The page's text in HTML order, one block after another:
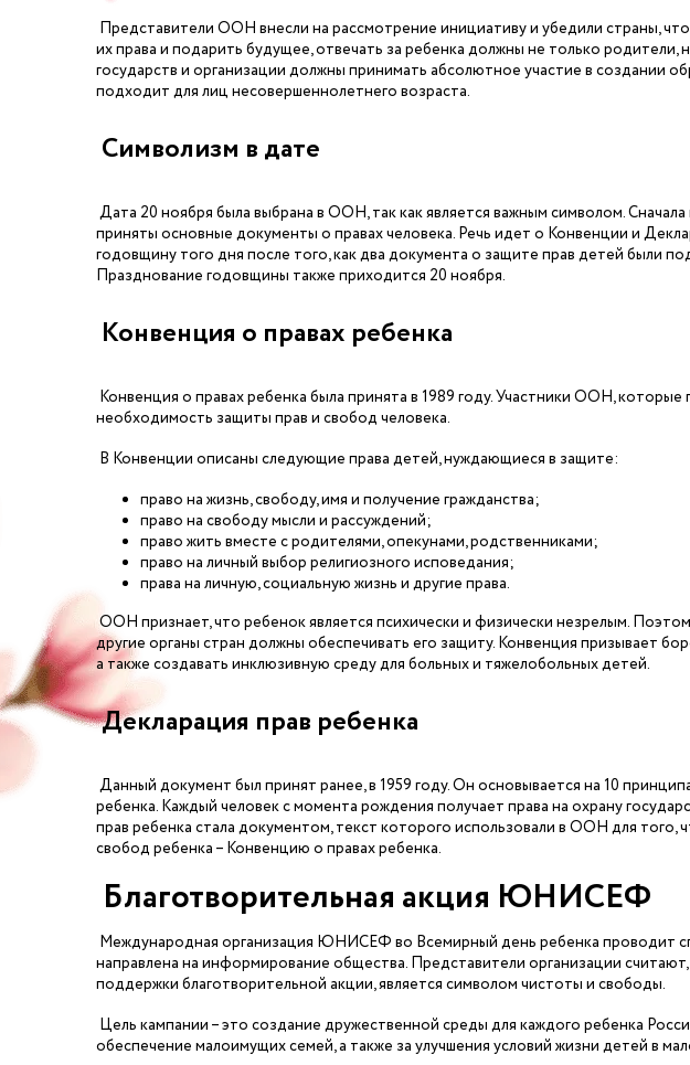
Представители ООН внесли на рассмотрение инициативу и убедили страны,
их права и подарить будущее, отвечать за ребенка должны не только родители,
государств и организации должны принимать абсолютное участие в создании
подходит для лиц несовершеннолетнего возраста.
Символизм в дате
Дата 20 ноября была выбрана в ООН, так как является важным символом. Сначала
приняты основные документы о правах человека. Речь идет о Конвенции и
годовщину того дня после того, как два документа о защите прав детей были
Празднование годовщины также приходится 20 ноября.
Конвенция о правах ребенка
Конвенция о правах ребенка была принята в 1989 году. Участники ООН,
необходимость защиты прав и свобод человека.
В Конвенции описаны следующие права детей, нуждающиеся в защите:
право на жизнь, свободу, имя и получение гражданства;
право на свободу мысли и рассуждений;
право жить вместе с родителями, опекунами, родственниками;
право на личный выбор религиозного исповедания;
права на личную, социальную жизнь и другие права.
ООН признает, что ребенок является психически и физически незрелым.
другие органы стран должны обеспечивать его защиту. Конвенция призывает
а также создавать инклюзивную среду для больных и тяжелобольных детей.
Декларация прав ребенка
Данный документ был принят ранее, в 1959 году. Он основывается на 10
ребенка. Каждый человек с момента рождения получает права на охрану
прав ребенка стала документом, текст которого использовали в ООН для того,
свобод ребенка – Конвенцию о правах ребенка.
Благотворительная акция ЮНИСЕФ
Международная организация ЮНИСЕФ во Всемирный день ребенка проводит
направлена на информирование общества. Представители организации
поддержки благотворительной акции, является символом чистоты и свободы.
Цель кампании – это создание дружественной среды для каждого ребенка
обеспечение малоимущих семей, а также за улучшения условий жизни детей в